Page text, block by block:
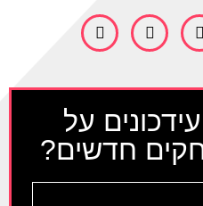
על
חדשים?